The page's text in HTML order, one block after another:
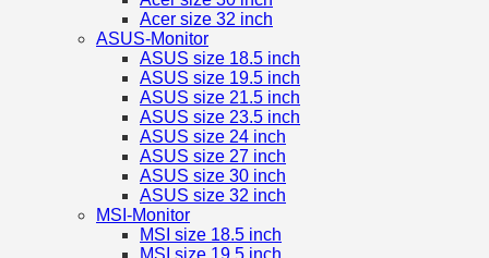
Acer size 32 inch
ASUS-Monitor
ASUS size 18.5 inch
ASUS size 19.5 inch
ASUS size 21.5 inch
ASUS size 23.5 inch
ASUS size 24 inch
ASUS size 27 inch
ASUS size 30 inch
ASUS size 32 inch
MSI-Monitor
MSI size 18.5 inch
MSI size 19.5 inch